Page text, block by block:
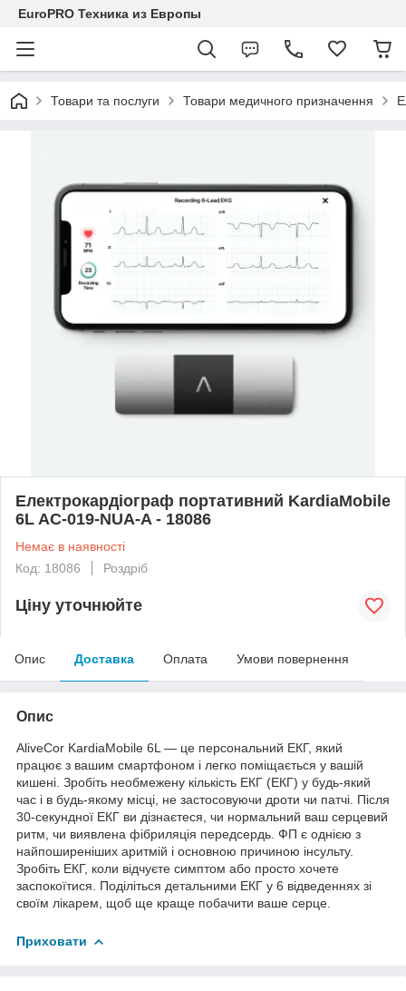
EuroPRO Техника из Европы
Товари та послуги Товари медичного призначення
Електрокардіограф портативний KardiaMobile
6L AC-019-NUA-A - 18086
Немає в наявності
Код: 18086
Роздріб
Ціну уточнюйте
Опис Доставка Оплата Умови повернення
Опис
AliveCor KardiaMobile 6L — це персональний ЕКГ, який
працює з вашим смартфоном і легко поміщається у вашій
кишені. Зробіть необмежену кількість ЕКГ (ЕКГ) у будь-який
час і в будь-якому місці, не застосовуючи дроти чи патчі. Після
30-секундної ЕКГ ви дізнаєтеся, чи нормальний ваш серцевий
ритм, чи виявлена фібриляція передсердь. ФП є однією з
найпоширеніших аритмій і основною причиною інсульту.
Зробіть ЕКГ, коли відчуєте симптом або просто хочете
заспокоїтися. Поділіться детальними ЕКГ у 6 відведеннях зі
своїм лікарем, щоб ще краще побачити ваше серце.
Приховати